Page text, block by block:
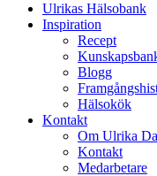
Ulrikas Hälsobank
Inspiration
Recept
Blogg
Hälsokök
Kontakt
Om Ulrika
Kontakt
Medarbetare